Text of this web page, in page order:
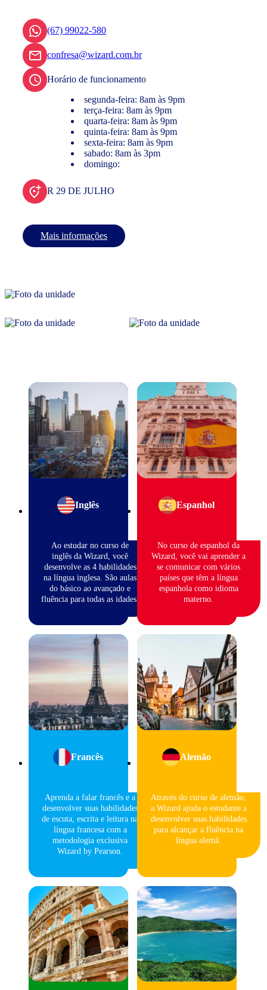
(67) 99022-580
confresa@wizard.com.br
Horário de funcionamento
segunda-feira: 8am às 9pm
terça-feira: 8am às 9pm
quarta-feira: 8am às 9pm
quinta-feira: 8am às 9pm
sexta-feira: 8am às 9pm
sabado: 8am às 3pm
domingo:
R 29 DE JULHO
Mais informações
Inglês
Ao estudar no curso de
inglês da Wizard, você
desenvolve as 4 habilidades
na língua inglesa. São aulas
do básico ao avançado e
fluência para todas as idades.
Espanhol
No curso de espanhol da
Wizard, você vai aprender a
se comunicar com vários
países que têm a língua
espanhola como idioma
materno.
Francês
Aprenda a falar francês e a
desenvolver suas habilidades
de escuta, escrita e leitura na
língua francesa com a
metodologia exclusiva
Wizard by Pearson.
Alemão
Através do curso de alemão,
a Wizard ajuda o estudante a
desenvolver suas habilidades
para alcançar a fluência na
língua alemã.